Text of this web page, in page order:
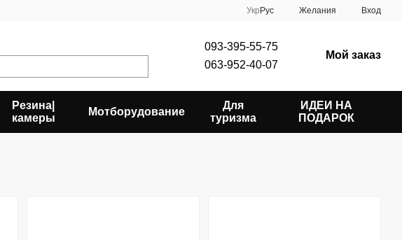
Укр Рус Желания Вход
093-395-55-75
063-952-40-07
Мой заказ
Резина|
камеры
Мотборудование
Для
туризма
ИДЕИ НА
ПОДАРОК